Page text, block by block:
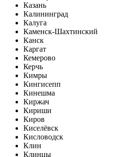
Казань
Калининград
Калуга
Каменск-Шахтинский
Канск
Каргат
Кемерово
Керчь
Кимры
Кингисепп
Кинешма
Киржач
Кириши
Киров
Киселёвск
Кисловодск
Клин
Клинцы